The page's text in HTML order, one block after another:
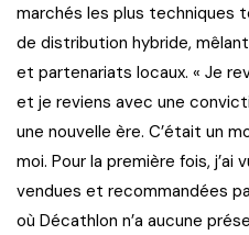
marchés les plus techniques
de distribution hybride,
et partenariats locaux. « Je
et je reviens avec une
une nouvelle ère. C’était un
moi. Pour la première fois, j’ai
vendues et recommandées
où Décathlon n’a aucune